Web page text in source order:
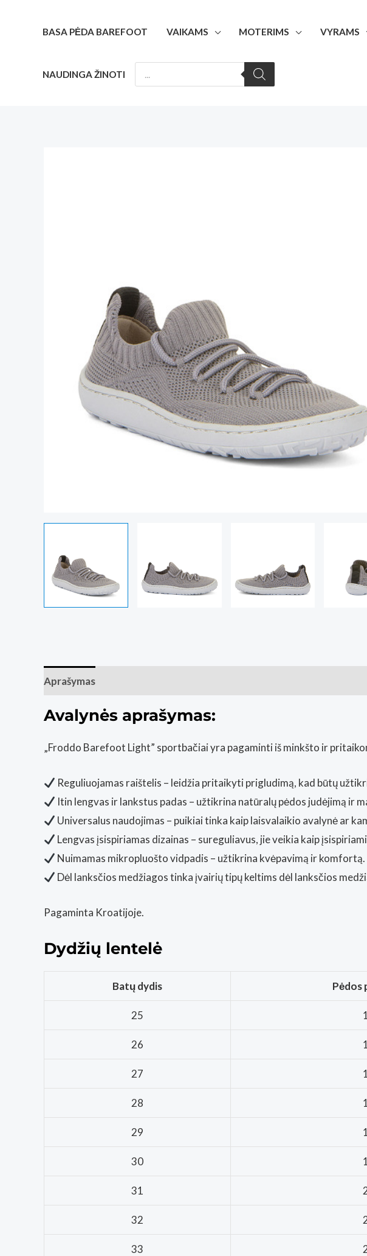
BASA PĖDA BAREFOOT VAIKAMS MOTERIMS VYRAMS
NAUDINGA ŽINOTI
PRODUCTS
SEARCH
Aprašymas
Avalynės aprašymas:
„Froddo Barefoot Light” sportbačiai yra pagaminti iš minkšto ir
Reguliuojamas raištelis – leidžia pritaikyti prigludimą, kad būtų
Itin lengvas ir lankstus padas – užtikrina natūralų pėdos judėjimą ir
Universalus naudojimas – puikiai tinka kaip laisvalaikio avalynė ar
Lengvas įsispiriamas dizainas – sureguliavus, jie veikia kaip
Nuimamas mikropluošto vidpadis – užtikrina kvėpavimą ir komfortą.
Dėl lanksčios medžiagos tinka įvairių tipų keltims dėl lanksčios
Pagaminta Kroatijoje.
Dydžių lentelė
Batų dydis Pėdos
25
26
27
28
29
30
31
32
33